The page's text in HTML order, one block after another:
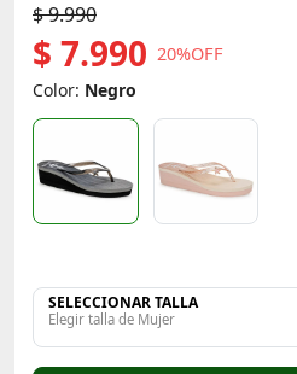
$ 9.990
$ 7.990 20%OFF
Color: Negro
SELECCIONAR TALLA
Elegir talla de Mujer